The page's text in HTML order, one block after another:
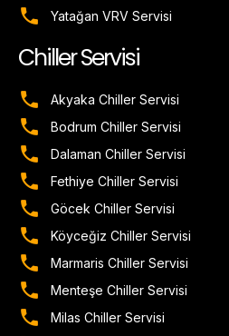
Yatağan VRV Servisi
Chiller Servisi
Akyaka Chiller Servisi
Bodrum Chiller Servisi
Dalaman Chiller Servisi
Fethiye Chiller Servisi
Göcek Chiller Servisi
Köyceğiz Chiller Servisi
Marmaris Chiller Servisi
Menteşe Chiller Servisi
Milas Chiller Servisi